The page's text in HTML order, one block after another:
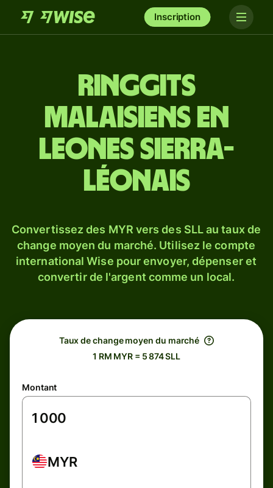
Inscription
Ringgits
malaisiens en
leones sierra-
léonais
Convertissez des MYR vers des SLL au taux de
change moyen du marché. Utilisez le compte
international Wise pour envoyer, dépenser et
convertir de l'argent comme un local.
Taux de change moyen du marché
1 RM MYR = 5 874 SLL
Montant
MYR